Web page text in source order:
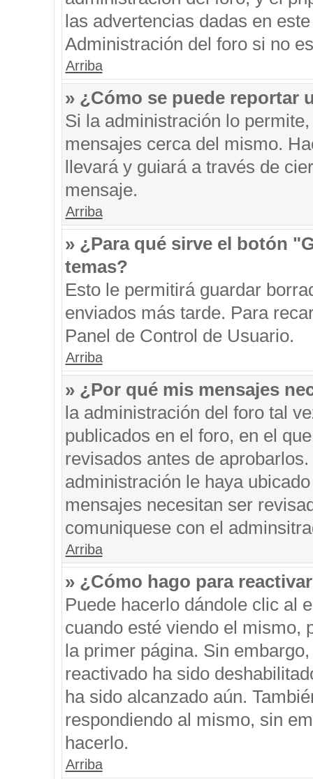
las advertencias dadas en
Administración del foro si no
Arriba
» ¿Cómo se puede reportar
Si la administración lo
mensajes cerca del mismo.
llevará y guiará a través de
mensaje.
Arriba
» ¿Para qué sirve el botón
temas?
Esto le permitirá guardar
enviados más tarde. Para
Panel de Control de Usuario.
Arriba
» ¿Por qué mis mensajes
la administración del foro tal
publicados en el foro, en el
revisados antes de
administración le haya
mensajes necesitan ser
comuniquese con el
Arriba
» ¿Cómo hago para
Puede hacerlo dándole clic al
cuando esté viendo el mismo,
la primer página. Sin
reactivado ha sido
ha sido alcanzado aún.
respondiendo al mismo, sin
hacerlo.
Arriba